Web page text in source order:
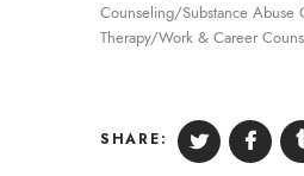
Counseling/Substance Abuse
Therapy/Work & Career
SHARE: